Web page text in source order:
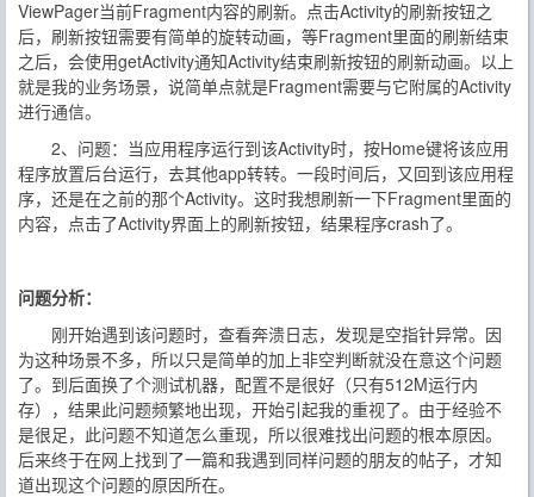
ViewPager当前Fragment内容的刷新。点击Activity的刷新按钮之
后，刷新按钮需要有简单的旋转动画，等Fragment里面的刷新结束
之后，会使用getActivity通知Activity结束刷新按钮的刷新动画。以上
就是我的业务场景，说简单点就是Fragment需要与它附属的Activity
进行通信。
2、问题：当应用程序运行到该Activity时，按Home键将该应用
程序放置后台运行，去其他app转转。一段时间后，又回到该应用程
序，还是在之前的那个Activity。这时我想刷新一下Fragment里面的
内容，点击了Activity界面上的刷新按钮，结果程序crash了。
问题分析：
刚开始遇到该问题时，查看奔溃日志，发现是空指针异常。因
为这种场景不多，所以只是简单的加上非空判断就没在意这个问题
了。到后面换了个测试机器，配置不是很好（只有512M运行内
存），结果此问题频繁地出现，开始引起我的重视了。由于经验不
是很足，此问题不知道怎么重现，所以很难找出问题的根本原因。
后来终于在网上找到了一篇和我遇到同样问题的朋友的帖子，才知
道出现这个问题的原因所在。